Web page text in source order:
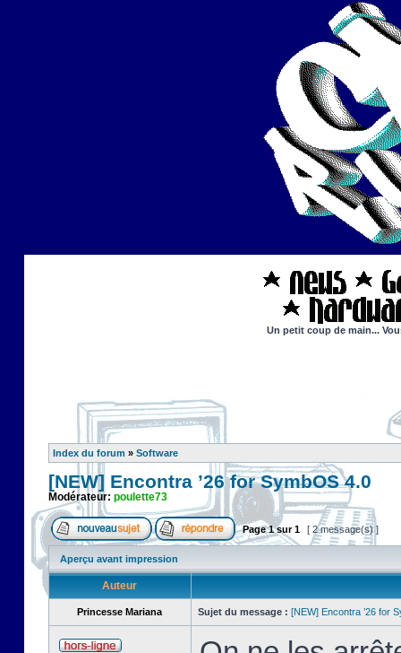
Un petit coup de main...
Index du forum » Software
[NEW] Encontra ’26 for SymbOS 4.0
Modérateur: poulette73
Page1sur1 [ 2 message(s) ]
Aperçu avant impression
Auteur
Princesse Mariana Sujet du message : [NEW] Encontra ’26 for